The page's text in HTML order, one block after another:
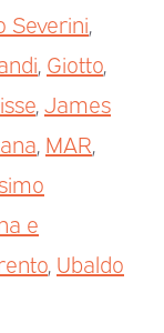
Severini
Giotto
James
MAR
e
Ubaldo